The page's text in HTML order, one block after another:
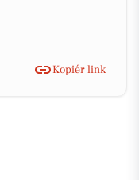
Kopiér link